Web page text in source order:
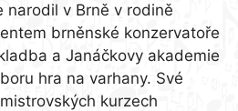
narodil v Brně v rodině
brněnské konzervatoře
a Janáčkovy akademie
hra na varhany. Své
kurzech